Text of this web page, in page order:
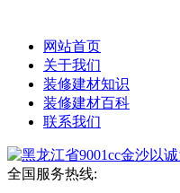
网站首页
关于我们
装修建材知识
装修建材百科
联系我们
全国服务热线: